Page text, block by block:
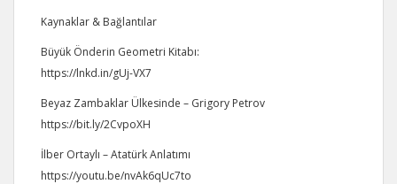
Kaynaklar & Bağlantılar
Büyük Önderin Geometri Kitabı:
https://lnkd.in/gUj-VX7
Beyaz Zambaklar Ülkesinde – Grigory Petrov
https://bit.ly/2CvpoXH
İlber Ortaylı – Atatürk Anlatımı
https://youtu.be/nvAk6qUc7to